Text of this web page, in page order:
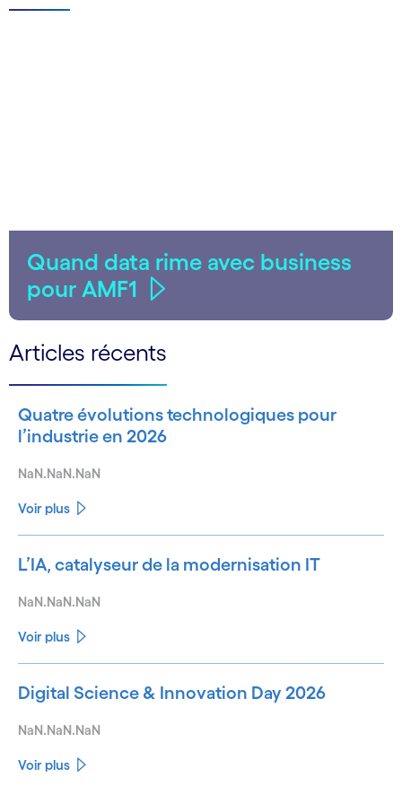
Quand data rime avec business
pour AMF1
Articles récents
Quatre évolutions technologiques pour
l’industrie en 2026
NaN.NaN.NaN
Voir plus
L’IA, catalyseur de la modernisation IT
NaN.NaN.NaN
Voir plus
Digital Science & Innovation Day 2026
NaN.NaN.NaN
Voir plus